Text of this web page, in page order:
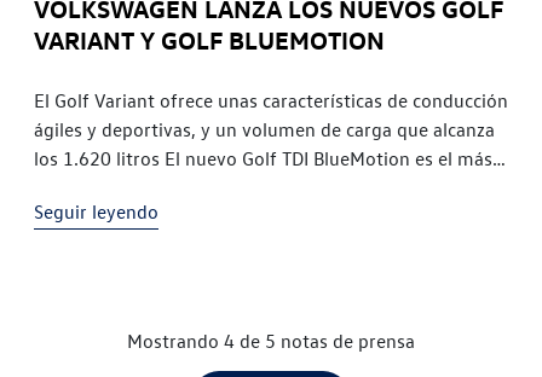
VOLKSWAGEN LANZA LOS NUEVOS GOLF
VARIANT Y GOLF BLUEMOTION
El Golf Variant ofrece unas características de conducción
ágiles y deportivas, y un volumen de carga que alcanza
los 1.620 litros El nuevo Golf TDI BlueMotion es el más
l/100 km y unas emisiones de CO2 de solo 85 g/km
primero destaca por haber crecido en todos los
Seguir leyendo
Mostrando 4 de 5 notas de prensa